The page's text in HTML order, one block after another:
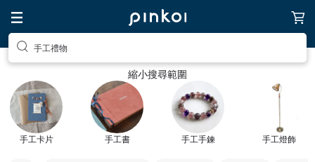
手工禮物
縮小搜尋範圍
手工卡片 手工書 手工手鍊 手工燈飾